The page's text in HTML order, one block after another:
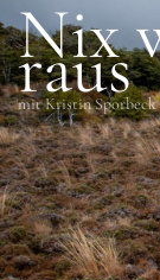
Nix
raus
mit Kristin Sporbeck